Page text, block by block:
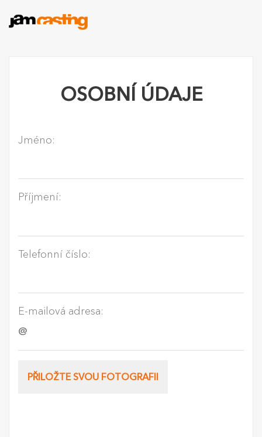
OSOBNÍ ÚDAJE
Jméno:
Příjmení:
Telefonní číslo:
E-mailová adresa:
PŘILOŽTE SVOU FOTOGRAFII